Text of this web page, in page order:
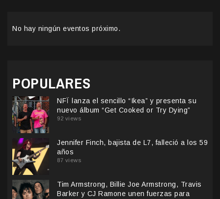
No hay ningún eventos próximo.
POPULARES
NFÏ lanza el sencillo “Ikea” y presenta su
nuevo álbum “Get Cooked or Try Dying”
92 views
Jennifer Finch, bajista de L7, falleció a los 59
años
87 views
Tim Armstrong, Billie Joe Armstrong, Travis
Barker y CJ Ramone unen fuerzas para